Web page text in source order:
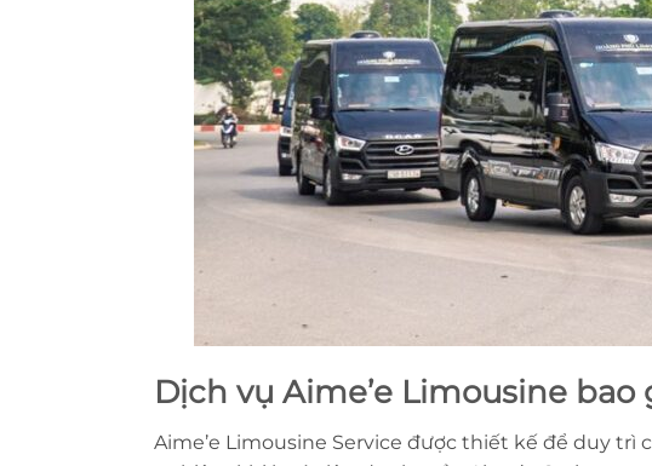
Dịch vụ Aime’e Limousine
Aime’e Limousine Service được thiết kế để duy